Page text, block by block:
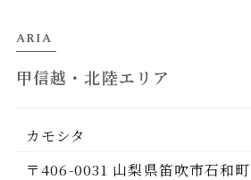
ARIA
甲信越・北陸エリア
カモシタ
〒406-0031 山梨県笛吹市石和